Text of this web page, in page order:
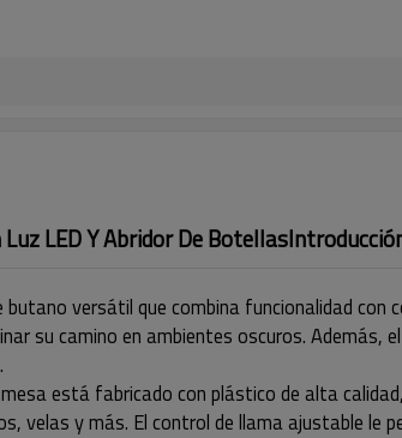
LED Y Abridor De Botellas
butano versátil que combina funcionalidad
su camino en ambientes oscuros.
está fabricado con plástico de alta
velas y más. El control de llama ajustable le